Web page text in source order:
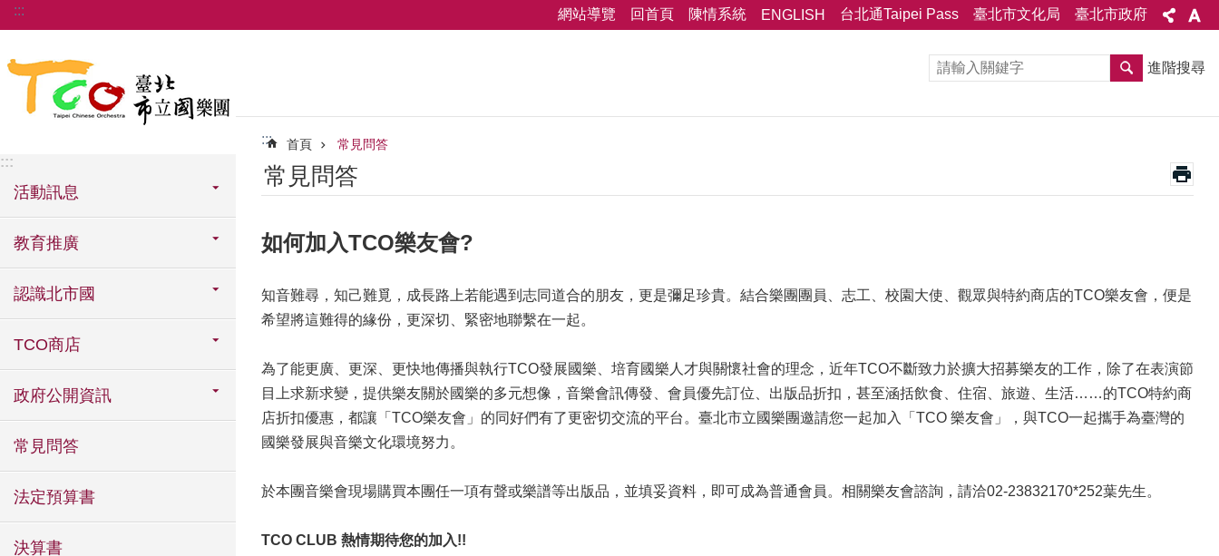
跳到主要內容區塊
::: 網站導覽 回首頁 陳情系統 ENGLISH 台北通Taipei Pass 臺北市文化局 臺北市政府
:::
活動訊息
教育推廣
認識北市國
TCO商店
政府公開資訊
常見問答
法定預算書
決算書
進階搜尋
::: 首頁 常見問答
常見問答
如何加入TCO樂友會?
知音難尋，知己難覓，成長路上若能遇到志同道合的朋友，更是彌足珍貴。結合樂團團員、志工、校園大使、觀眾與特約商店的TCO樂友會，便是
希望將這難得的緣份，更深切、緊密地聯繫在一起。
為了能更廣、更深、更快地傳播與執行TCO發展國樂、培育國樂人才與關懷社會的理念，近年TCO不斷致力於擴大招募樂友的工作，除了在表演節
目上求新求變，提供樂友關於國樂的多元想像，音樂會訊傳發、會員優先訂位、出版品折扣，甚至涵括飲食、住宿、旅遊、生活……的TCO特約商
店折扣優惠，都讓「TCO樂友會」的同好們有了更密切交流的平台。臺北市立國樂團邀請您一起加入「TCO 樂友會」，與TCO一起攜手為臺灣的
國樂發展與音樂文化環境努力。
於本團音樂會現場購買本團任一項有聲或樂譜等出版品，並填妥資料，即可成為普通會員。相關樂友會諮詢，請洽02-23832170*252葉先生。
TCO CLUB 熱情期待您的加入!!